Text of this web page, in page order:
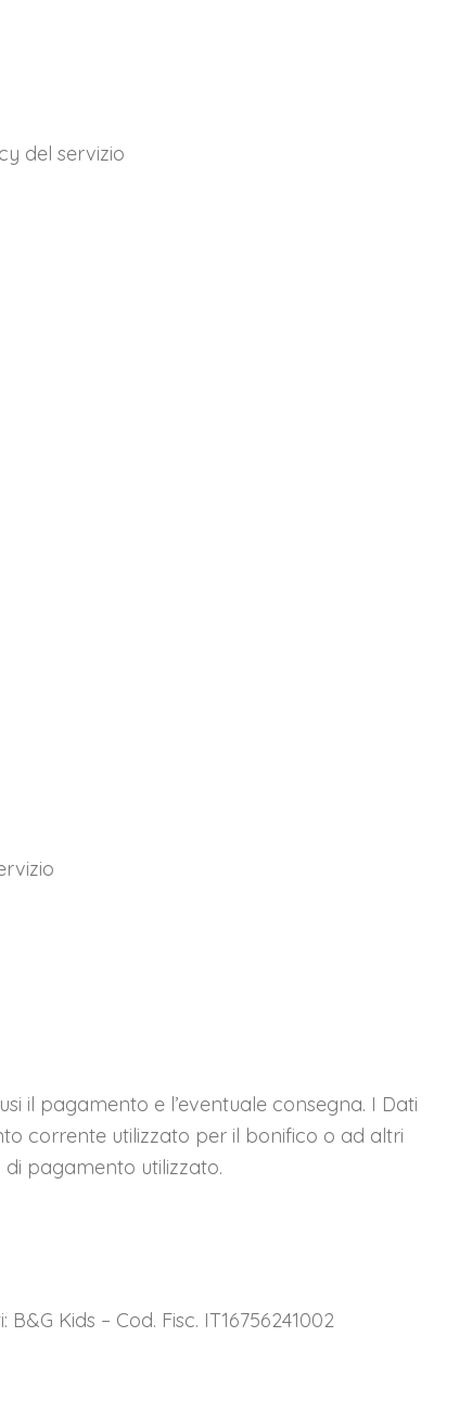
del servizio
il pagamento e l’eventuale consegna. I Dati
corrente utilizzato per il bonifico o ad altri
pagamento utilizzato.
Kids – Cod. Fisc. IT16756241002